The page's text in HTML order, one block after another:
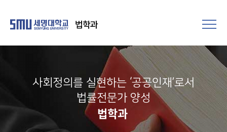
법학과
사회정의를 실현하는 ‘공공인재’로서
법률전문가 양성​
법학과